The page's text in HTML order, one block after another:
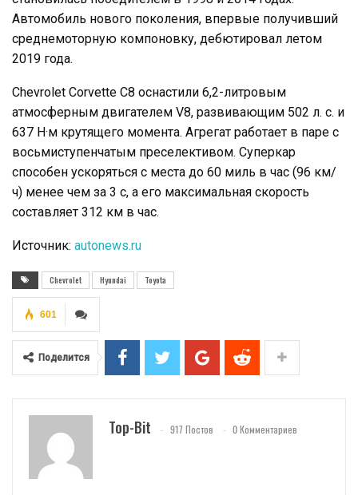
Автомобиль нового поколения, впервые получивший
среднемоторную компоновку, дебютировал летом
2019 года.
Chevrolet Corvette C8 оснастили 6,2-литровым
атмосферным двигателем V8, развивающим 502 л. с. и
637 Н·м крутящего момента. Агрегат работает в паре с
восьмиступенчатым преселективом. Суперкар
способен ускоряться с места до 60 миль в час (96 км/
ч) менее чем за 3 с, а его максимальная скорость
составляет 312 км в час.
Источник: autonews.ru
Chevrolet Hyundai Toyota
601
Поделится
Top-Bit 917 Постов 0 Комментариев